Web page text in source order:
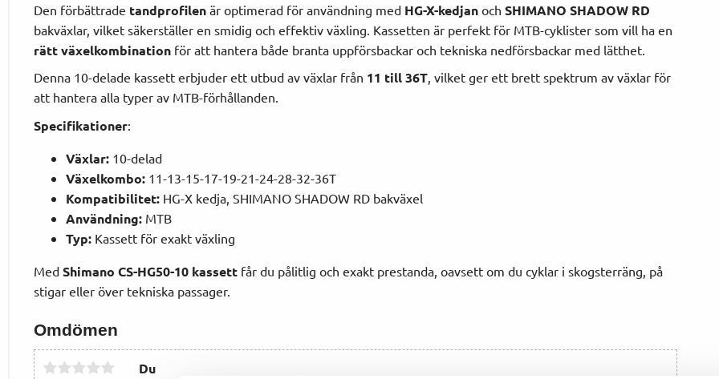
Den förbättrade tandprofilen är optimerad för användning med HG-X-kedjan och SHIMANO SHADOW RD
bakväxlar, vilket säkerställer en smidig och effektiv växling. Kassetten är perfekt för MTB-cyklister som vill ha en
rätt växelkombination för att hantera både branta uppförsbackar och tekniska nedförsbackar med lätthet.
Denna 10-delade kassett erbjuder ett utbud av växlar från 11 till 36T, vilket ger ett brett spektrum av växlar för
att hantera alla typer av MTB-förhållanden.
Specifikationer:
Växlar: 10-delad
Växelkombo: 11-13-15-17-19-21-24-28-32-36T
Kompatibilitet: HG-X kedja, SHIMANO SHADOW RD bakväxel
Användning: MTB
Typ: Kassett för exakt växling
Med Shimano CS-HG50-10 kassett får du pålitlig och exakt prestanda, oavsett om du cyklar i skogsterräng, på
stigar eller över tekniska passager.
Omdömen
Du